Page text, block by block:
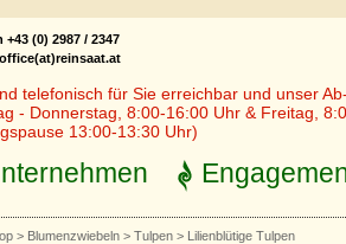
+43 (0) 2987 / 2347
telefonisch für Sie erreichbar und unser
- Donnerstag, 8:00-16:00 Uhr & Freitag,
13:00-13:30 Uhr)
> Blumenzwiebeln > Tulpen > Lilienblütige Tulpen